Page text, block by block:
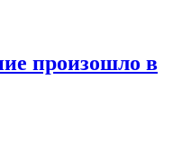
произошло в